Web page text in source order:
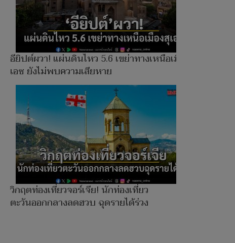
อียิปต์ผวา! แผ่นดินไหว 5.6 เขย่าทางเหนือเมืองสุ
เอซ ยังไม่พบความเสียหาย
วิกฤตท่องเที่ยวจอร์เจีย! นักท่องเที่ยว
ตะวันออกกลางลดฮวบ ฉุดรายได้ร่วง